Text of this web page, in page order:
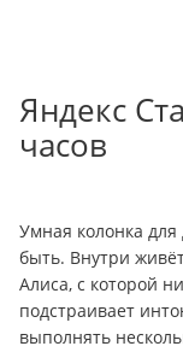
Яндекс
часов
Умная колонка для
быть. Внутри
Алиса, с которой
подстраивает
выполнять